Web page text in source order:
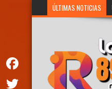
ÚLTIMAS NOTICIAS
Facebook